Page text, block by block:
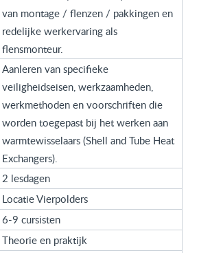
van montage / flenzen / pakkingen en
redelijke werkervaring als
flensmonteur.
Aanleren van specifieke
veiligheidseisen, werkzaamheden,
werkmethoden en voorschriften die
worden toegepast bij het werken aan
warmtewisselaars (Shell and Tube Heat
Exchangers).
2 lesdagen
Locatie Vierpolders
6-9 cursisten
Theorie en praktijk